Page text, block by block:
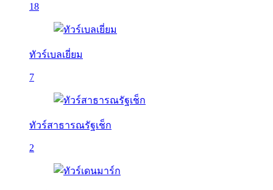
18
ทัวร์เบลเยี่ยม
7
ทัวร์สาธารณรัฐเช็ก
2